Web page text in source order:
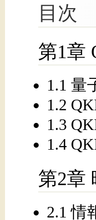
目次
第1章
1.1 量
1.2
1.3
1.4
第2章
2.1 情